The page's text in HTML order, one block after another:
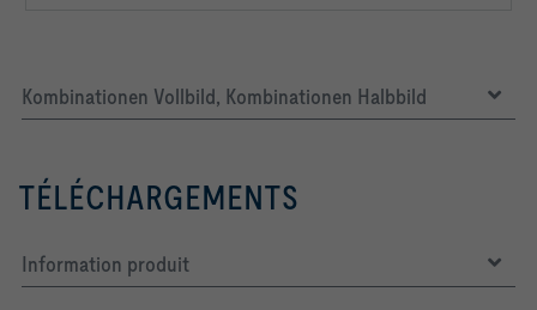
Kombinationen Vollbild, Kombinationen Halbbild
TÉLÉCHARGEMENTS
Information produit